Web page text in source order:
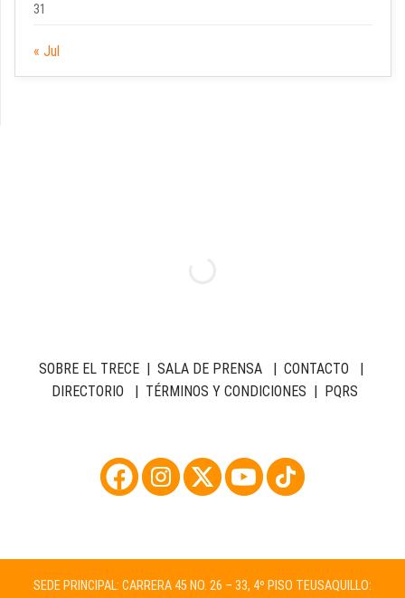
31
« Jul
SOBRE EL TRECE| SALA DE PRENSA| CONTACTO |
DIRECTORIO | TÉRMINOS Y CONDICIONES | PQRS
SEDE PRINCIPAL: CARRERA 45 NO. 26 – 33, 4º PISO TEUSAQUILLO: